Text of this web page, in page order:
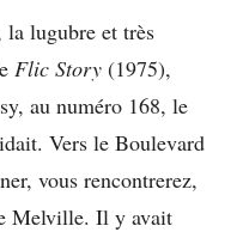
la lugubre et très
Flic Story (1975),
au numéro 168, le
Vers le Boulevard
vous rencontrerez,
Melville. Il y avait